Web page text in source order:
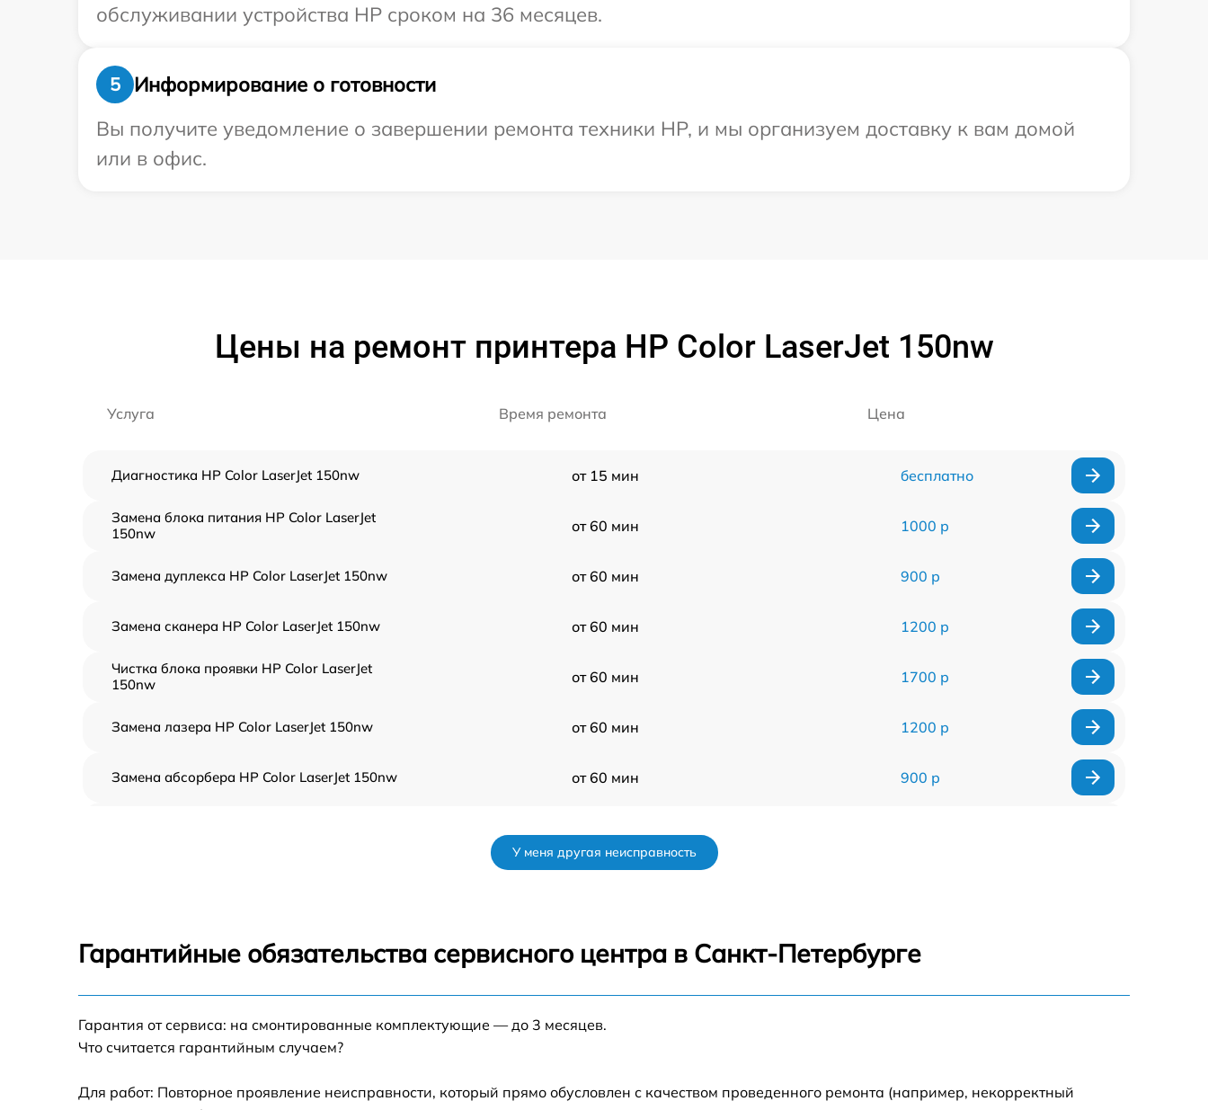
обслуживании устройства HP сроком на 36 месяцев.
5
Информирование о готовности
Вы получите уведомление о завершении ремонта техники HP, и мы организуем доставку к вам домой
или в офис.
Цены на ремонт принтера HP Color LaserJet 150nw
Услуга Время ремонта Цена
Диагностика HP Color LaserJet 150nw от 15 мин бесплатно
Замена блока питания HP Color LaserJet
150nw
от 60 мин 1000 р
Замена дуплекса HP Color LaserJet 150nw от 60 мин 900 р
Замена сканера HP Color LaserJet 150nw от 60 мин 1200 р
Чистка блока проявки HP Color LaserJet
150nw
от 60 мин 1700 р
Замена лазера HP Color LaserJet 150nw от 60 мин 1200 р
Замена абсорбера HP Color LaserJet 150nw от 60 мин 900 р
Замена печатной головки HP Color LaserJet
150nw
от 60 мин
У меня другая неисправность
Гарантийные обязательства сервисного центра в Санкт-Петербурге
Гарантия от сервиса: на смонтированные комплектующие — до 3 месяцев.
Что считается гарантийным случаем?
Для работ: Повторное проявление неисправности, который прямо обусловлен с качеством проведенного ремонта (например, некорректный